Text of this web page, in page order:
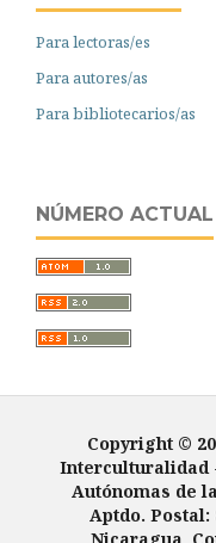
Para lectoras/es
Para autores/as
Para bibliotecarios/as
NÚMERO ACTUAL
Copyright ©
Interculturalidad
Autónomas de
Aptdo. Postal: